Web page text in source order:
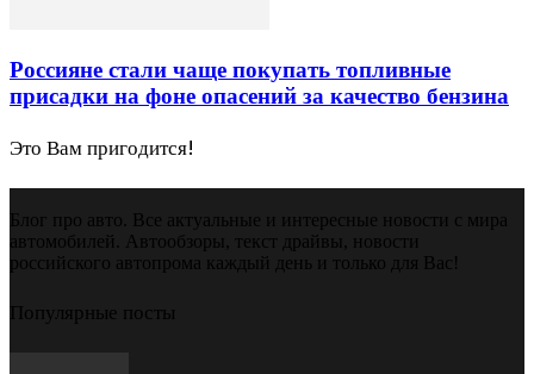
Россияне стали чаще покупать топливные
присадки на фоне опасений за качество бензина
Это Вам пригодится!
Блог про авто. Все актуальные и интересные новости с мира
автомобилей. Автообзоры, текст драйвы, новости
российского автопрома каждый день и только для Вас!
Популярные посты